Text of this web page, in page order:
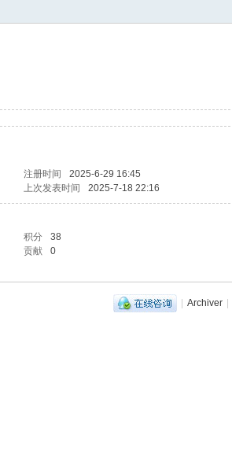
注册时间 2025-6-29 16:45
上次发表时间 2025-7-18 22:16
积分 38
贡献 0
| Archiver |